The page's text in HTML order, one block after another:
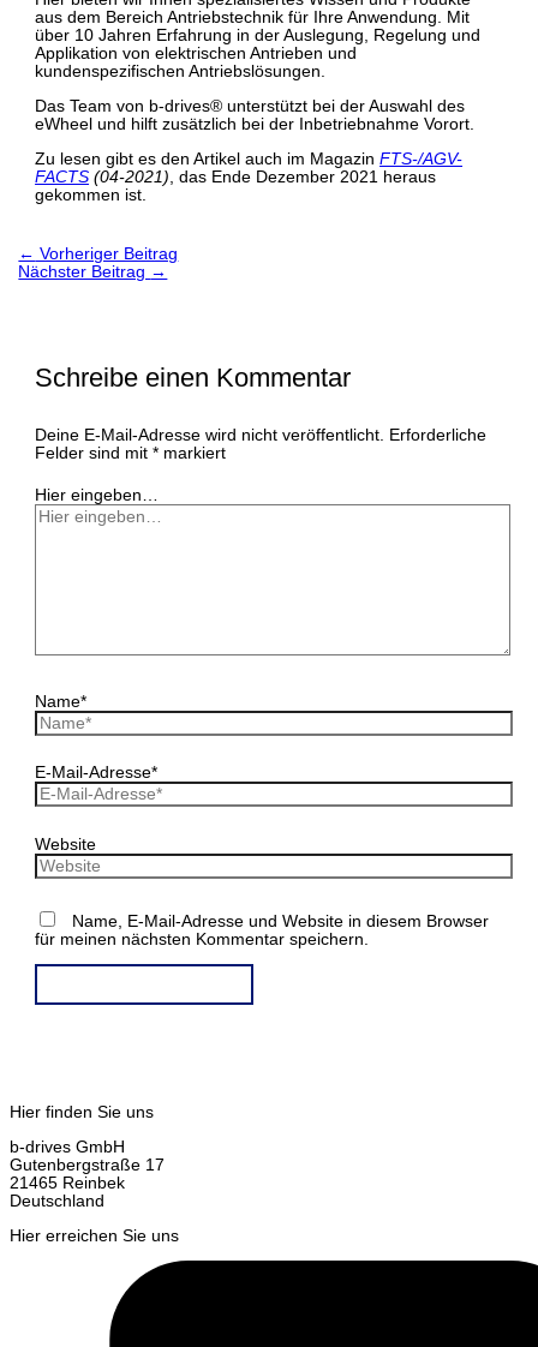
aus dem Bereich Antriebstechnik für Ihre Anwendung. Mit
über 10 Jahren Erfahrung in der Auslegung, Regelung und
Applikation von elektrischen Antrieben und
kundenspezifischen Antriebslösungen.
Das Team von b-drives® unterstützt bei der Auswahl des
eWheel und hilft zusätzlich bei der Inbetriebnahme Vorort.
Zu lesen gibt es den Artikel auch im MagazinFTS-/AGV-
FACTS (04-2021) , das Ende Dezember 2021 heraus
gekommen ist.
← Vorheriger Beitrag
Nächster Beitrag →
Schreibe einen Kommentar
Deine E-Mail-Adresse wird nicht veröffentlicht. Erforderliche
Felder sind mit* markiert
Hier eingeben…
Name*
E-Mail-Adresse*
Website
Name, E-Mail-Adresse und Website in diesem Browser
für meinen nächsten Kommentar speichern.
Hier finden Sie uns
b-drives GmbH
Gutenbergstraße 17
21465 Reinbek
Deutschland
Hier erreichen Sie uns